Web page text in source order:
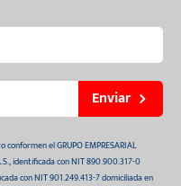
Enviar
el GRUPO EMPRESARIAL
identificada con NIT 890.900.317-0
con NIT 901.249.413-7 domiciliada en